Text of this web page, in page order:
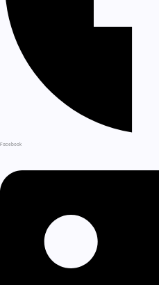
Facebook